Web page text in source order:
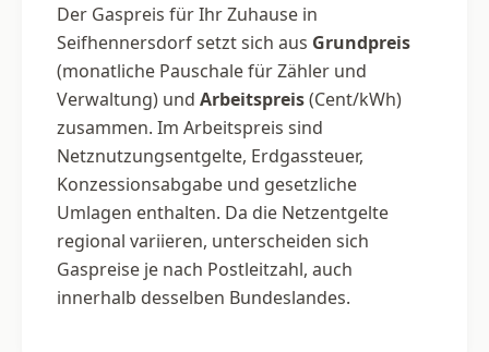
Der Gaspreis für Ihr Zuhause in
Seifhennersdorf setzt sich aus Grundpreis
(monatliche Pauschale für Zähler und
Verwaltung) und Arbeitspreis(Cent/kWh)
zusammen. Im Arbeitspreis sind
Netznutzungsentgelte, Erdgassteuer,
Konzessionsabgabe und gesetzliche
Umlagen enthalten. Da die Netzentgelte
regional variieren, unterscheiden sich
Gaspreise je nach Postleitzahl, auch
innerhalb desselben Bundeslandes.